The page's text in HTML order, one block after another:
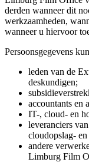
derden wanneer dit
werkzaamheden,
wanneer u hiervoor
Persoonsgegevens
leden van de
deskundigen;
accountants en
IT-, cloud- en
leveranciers
cloudopslag- en
andere
Limburg Film